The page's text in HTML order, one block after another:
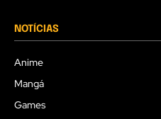
NOTÍCIAS
Anime
Mangá
Games